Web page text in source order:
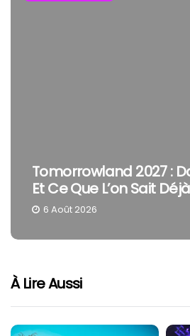
The Cure En Festival :
Smith Reste Une Tête
4 Août 2026
À Lire Aussi